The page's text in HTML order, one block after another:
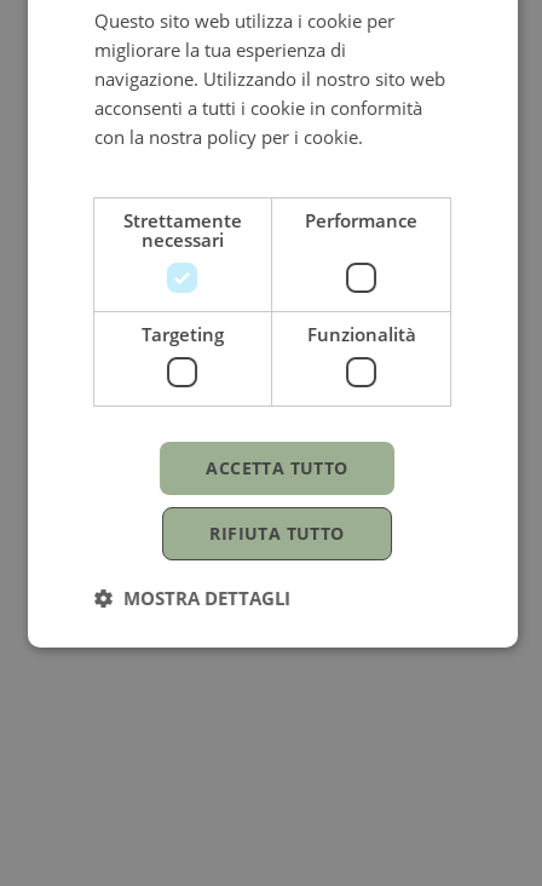
Compleanno
PALUMBO & GIGANTE
Collezione
Palumbo & Gigante
Vendibile
Prezzo su richiesta
Zaffiri
Questo sito web utilizza i cookie per
migliorare la tua esperienza di
navigazione. Utilizzando il nostro sito web
acconsenti a tutti i cookie in conformità
con la nostra policy per i cookie.
Strettamente
necessari
Performance
Targeting Funzionalità
ACCETTA TUTTO
RIFIUTA TUTTO
MOSTRA DETTAGLI